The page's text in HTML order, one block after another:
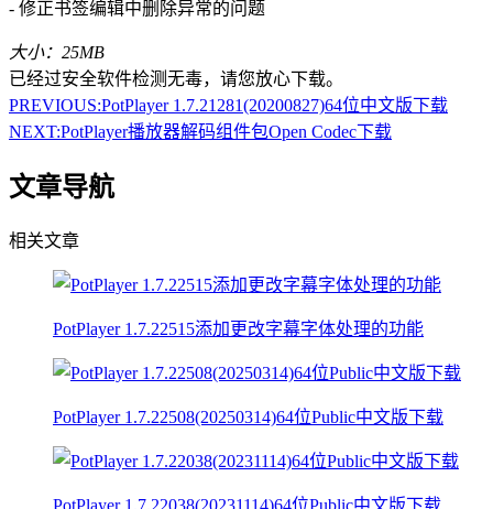
- 修正书签编辑中删除异常的问题
大小：25MB
已经过安全软件检测无毒，请您放心下载。
PREVIOUS:PotPlayer 1.7.21281(20200827)64位中文版下载
NEXT:PotPlayer播放器解码组件包Open Codec下载
文章导航
相关文章
PotPlayer 1.7.22515添加更改字幕字体处理的功能
PotPlayer 1.7.22508(20250314)64位Public中文版下载
PotPlayer 1.7.22038(20231114)64位Public中文版下载